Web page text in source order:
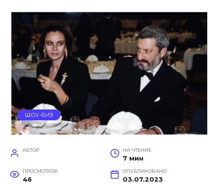
ШОУ-БИЗ
АВТОР НА ЧТЕНИЕ
7 мин
ПРОСМОТРОВ
46
ОПУБЛИКОВАНО
03.07.2023